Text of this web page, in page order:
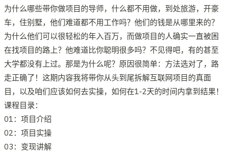
为什么哪些带你做项目的导师，什么都不用做，到处旅游，开豪
车，住别墅，他们难道都不用工作吗？他们的钱是从哪里来的？
为什么他们可以很轻松的年入百万，而做项目的人确实一直被困
在找项目的路上？他难道比你聪明很多吗？不见得吧，有的甚至
大学都没有上过。那是为什么呢？原因很简单：方法选对了，路
走正确了！这期内容我将带你从头到尾拆解互联网项目的真面
目，以及咱们应该如何去实操，如何在1-2天的时间内拿到结果！
课程目录：
01：项目介绍
02：项目实操
03：变现讲解